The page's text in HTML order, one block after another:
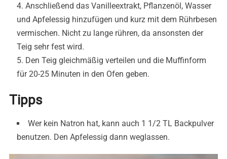
Anschließend das Vanilleextrakt, Pflanzenöl, Wasser
und Apfelessig hinzufügen und kurz mit dem Rührbesen
vermischen. Nicht zu lange rühren, da ansonsten der
Teig sehr fest wird.
Den Teig gleichmäßig verteilen und die Muffinform
für 20-25 Minuten in den Ofen geben.
Tipps
Wer kein Natron hat, kann auch 1 1/2 TL Backpulver
benutzen. Den Apfelessig dann weglassen.